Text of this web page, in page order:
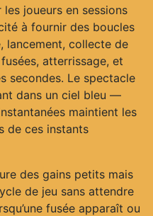
les joueurs en sessions
à fournir des boucles
lancement, collecte de
atterrissage, et
secondes. Le spectacle
dans un ciel bleu —
maintient les
de ces instants
des gains petits mais
de jeu sans attendre
fusée apparaît ou